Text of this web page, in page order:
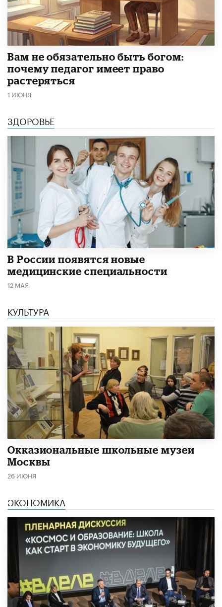
​Вам не обязательно быть богом:
почему педагог имеет право
растеряться
1 ИЮНЯ
ЗДОРОВЬЕ
В России появятся новые
медицинские специальности
12 МАЯ
КУЛЬТУРА
​Окказиональные школьные музеи
Москвы
26 ИЮНЯ
ЭКОНОМИКА